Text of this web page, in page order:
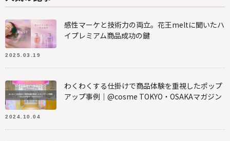
2025.03.19
感性マーケと技術力の両立。花王meltに聞いたハ
イプレミアム商品成功の鍵
2024.10.04
わくわくする仕掛けで商品体験を重視したポップ
アップ事例｜@cosme TOKYO・OSAKAマガジン